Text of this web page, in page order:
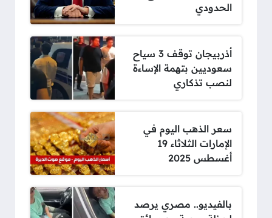
الحدودي
أذربيجان توقف 3 سياح
سعوديين بتهمة الإساءة
لنصب تذكاري
سعر الذهب اليوم في
الإمارات الثلاثاء 19
أغسطس 2025
بالفيديو.. مصري يرصد